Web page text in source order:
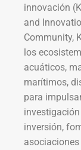
innovación
and
Community,
los
acuáticos,
marítimos,
para
inversión,